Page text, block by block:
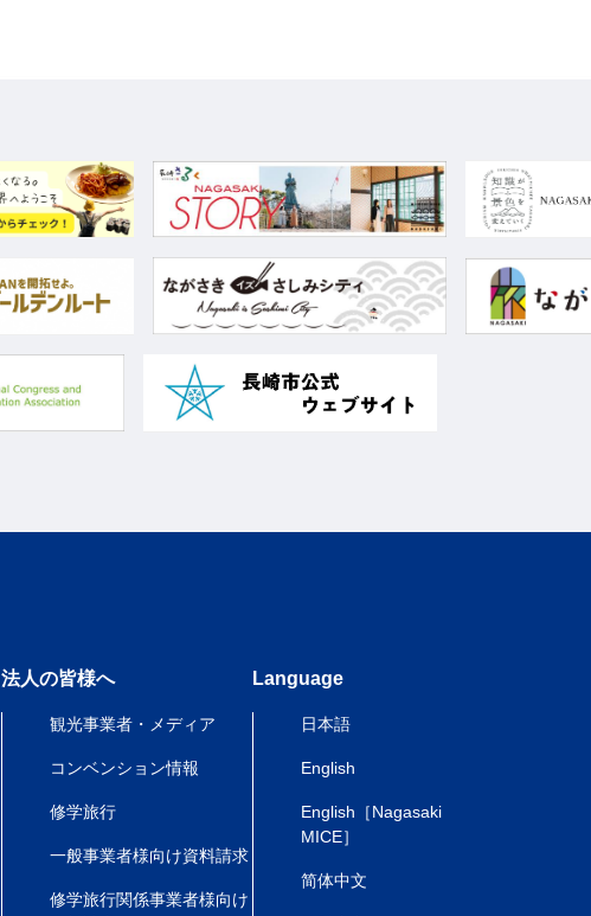
法人の皆様へ
観光事業者・メディア
コンベンション情報
修学旅行
一般事業者様向け資料請求
修学旅行関係事業者様向け
Language
日本語
English
English［Nagasaki
MICE］
简体中文